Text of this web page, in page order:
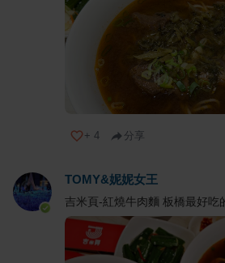
+ 4 分享
TOMY&妮妮女王
吉米頁-紅燒牛肉麵 板橋最好吃